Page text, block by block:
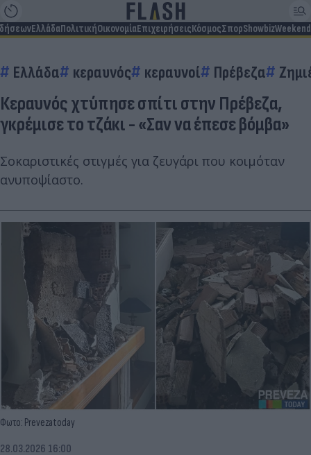
ΕλλάδαΠολιτικήΟικονομίαΕπιχειρήσειςΚόσμοςΣπορShowbizWeekend
Ελλάδα κεραυνός κεραυνοί Πρέβεζα
Κεραυνός χτύπησε σπίτι στην Πρέβεζα,
γκρέμισε το τζάκι - «Σαν να έπεσε βόμβα»
Σοκαριστικές στιγμές για ζευγάρι που κοιμόταν
ανυποψίαστο.
Φωτο: Prevezatoday
28.03.2026 16:00